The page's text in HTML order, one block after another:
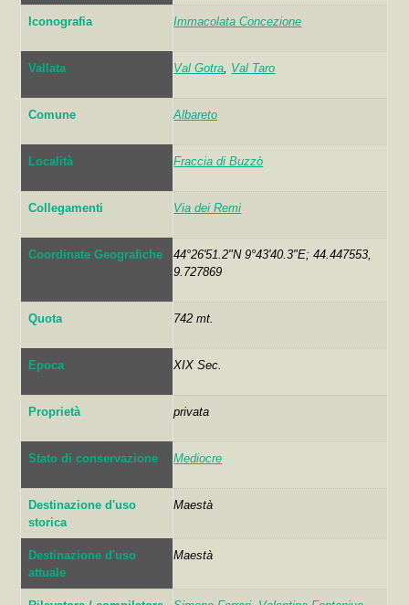
Iconografia Immacolata Concezione
Vallata Val Gotra, Val Taro
Comune Albareto
Località Fraccia di Buzzò
Collegamenti Via dei Remi
Coordinate Geografiche
44°26'51.2"N 9°43'40.3"E; 44.447553,
9.727869
Quota 742 mt.
Epoca XIX Sec.
Proprietà privata
Stato di conservazione Mediocre
Destinazione d'uso
storica
Maestà
Destinazione d'uso
attuale
Maestà